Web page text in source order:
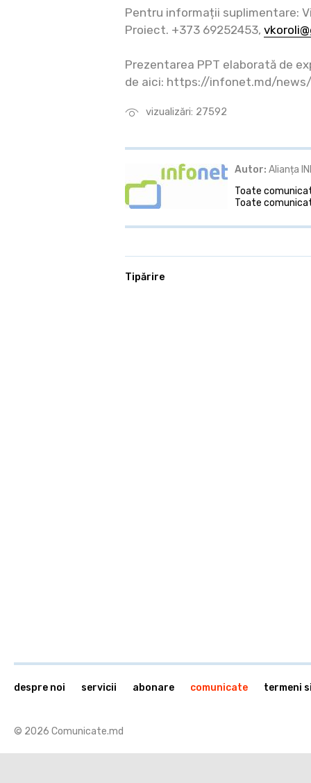
vizualizări: 27592
Pentru informații suplimentare:
Proiect. +373 69252453,
Prezentarea PPT elaborată de
de aici: https://infonet.md/
Autor: Alianța
Toate
Toate
Tipărire
© 2026 Comunicate.md
despre noi servicii abonare comunicate termeni